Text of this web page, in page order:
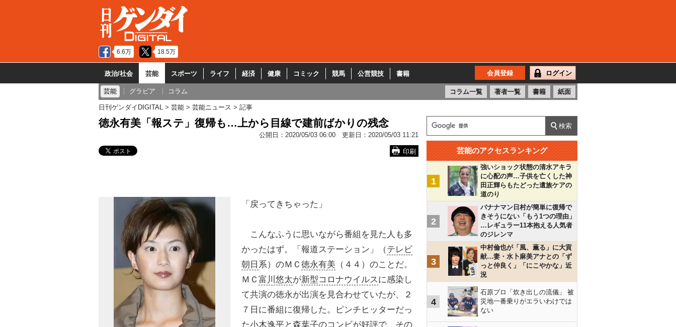
6.6万 18.5万
政治/社会 芸能 スポーツ ライフ 経済 健康 コミック 競馬 公営競技 書籍 会員登録 ログイン
芸能 グラビア コラム コラム一覧 著者一覧 書籍 紙面
日刊ゲンダイDIGITAL 芸能 芸能ニュース 記事
徳永有美「報ステ」復帰も…上から目線で建前ばかりの残念
公開日： 2020/05/03 06:00 更新日： 2020/05/03 11:21
印刷
「戻ってきちゃった」
こんなふうに思いながら番組を見た人も多
かったはず。「報道ステーション」（テレビ
朝日 系）のＭＣ 徳永有美 （４４）のことだ。
ＭＣ 富川悠太が新型コロナウイルスに感染し
て共演の徳永が出演を見合わせていたが、２
７日に番組に復帰した。ピンチヒッターだっ
た小木逸平と森葉子のコンビが好評で、その
芸能のアクセスランキング
1
強いショック状態の清水アキラ
に心配の声…子供を亡くした神
田正輝らもたどった遺族ケアの
道のり
2
バナナマン日村が簡単に復帰で
きそうにない「もう1つの理由」
…レギュラー11本抱える人気者
のジレンマ
3
中村倫也が「風、薫る」に大貢
献…妻・水卜麻美アナとの「ず
っと仲良く」「にこやかな」近
況
4
石原プロ「炊き出しの流儀」 被
災地一番乗りがエラいわけでは
ない